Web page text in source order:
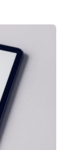
Euro
die spätere
20.000
Zu diesem
Mannheim
unter 30